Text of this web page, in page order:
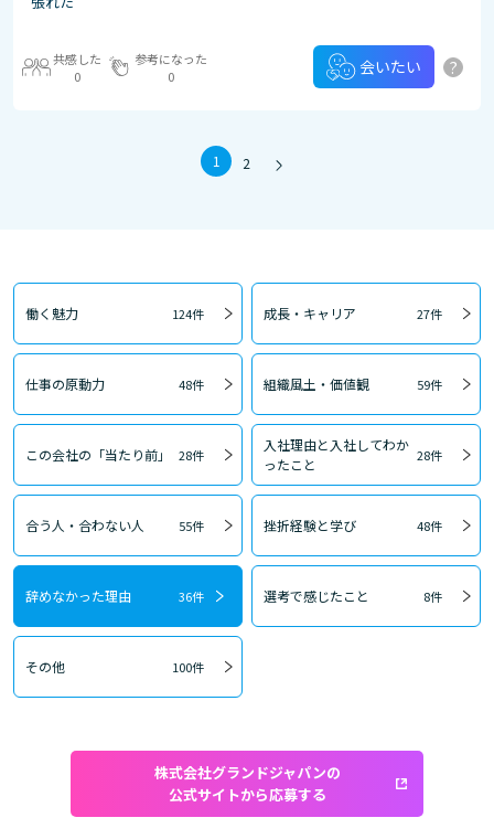
共感した
0
参考になった
0
会いたい ?
1 2
働く魅力 124件 成長・キャリア 27件
仕事の原動力 48件 組織風土・価値観 59件
この会社の「当たり前」 28件
入社理由と入社してわか
ったこと
28件
合う人・合わない人 55件 挫折経験と学び 48件
辞めなかった理由 36件 選考で感じたこと 8件
その他 100件
株式会社グランドジャパンの
公式サイトから応募する